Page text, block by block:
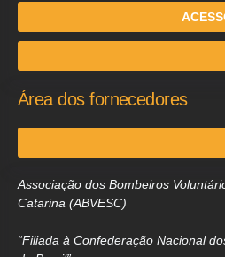
Área dos fornecedores
Associação dos Bombeiros
Catarina (ABVESC)
“Filiada à Confederação Nacional